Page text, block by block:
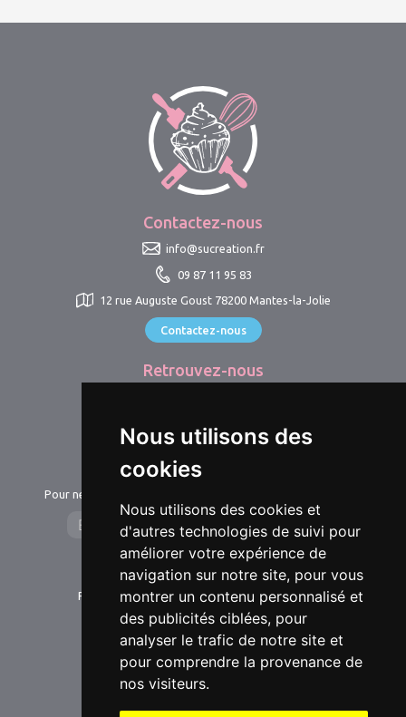
Nous utilisons des
cookies
Nous utilisons des cookies et
d'autres technologies de suivi pour
améliorer votre expérience de
navigation sur notre site, pour vous
montrer un contenu personnalisé et
des publicités ciblées, pour
analyser le trafic de notre site et
pour comprendre la provenance de
nos visiteurs.
Contactez-nous
info@sucreation.fr
09 87 11 95 83
12 rue Auguste Goust 78200 Mantes-la-Jolie
Contactez-nous
Retrouvez-nous
Newsletter
Pour ne manquer aucune nouveauté et suivre notre actualité.
Livraison
Pour tout savoir sur la livraison de vos produits.
Infos sur la livraison
Paiement